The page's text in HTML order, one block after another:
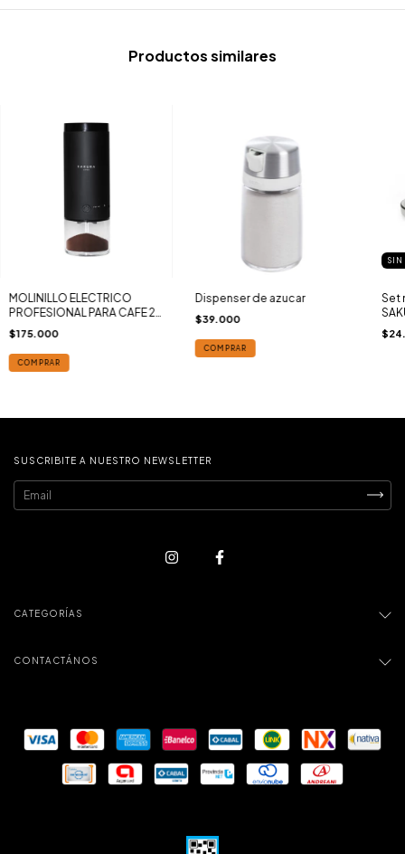
Productos similares
MOLINILLO ELECTRICO
PROFESIONAL PARA CAFE 21
CMS
$175.000
COMPRAR
Dispenser de azucar
$39.000
COMPRAR
SIN
Set
SUSCRIBITE A NUESTRO NEWSLETTER
CATEGORÍAS
CONTACTÁNOS